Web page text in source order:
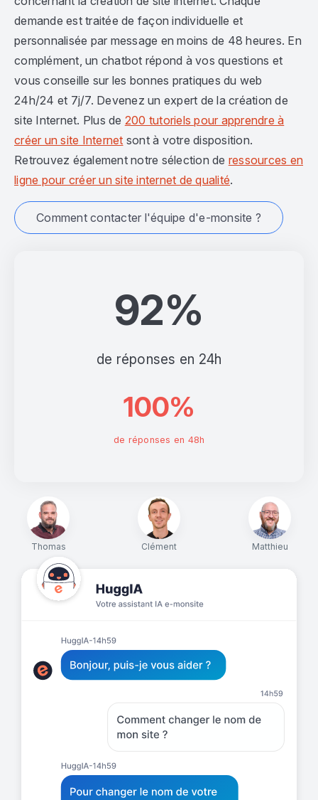
Thomas Clément Matthieu
92%
de réponses en 24h
100%
de réponses en 48h
demande est traitée de façon individuelle et
personnalisée par message en moins de 48 heures. En
complément, un chatbot répond à vos questions et
vous conseille sur les bonnes pratiques du web
24h/24 et 7j/7. Devenez un expert de la création de
site Internet. Plus de 200 tutoriels pour apprendre à
créer un site Internet sont à votre disposition.
Retrouvez également notre sélection de ressources en
ligne pour créer un site internet de qualité.
Comment contacter l'équipe d'e-monsite ?